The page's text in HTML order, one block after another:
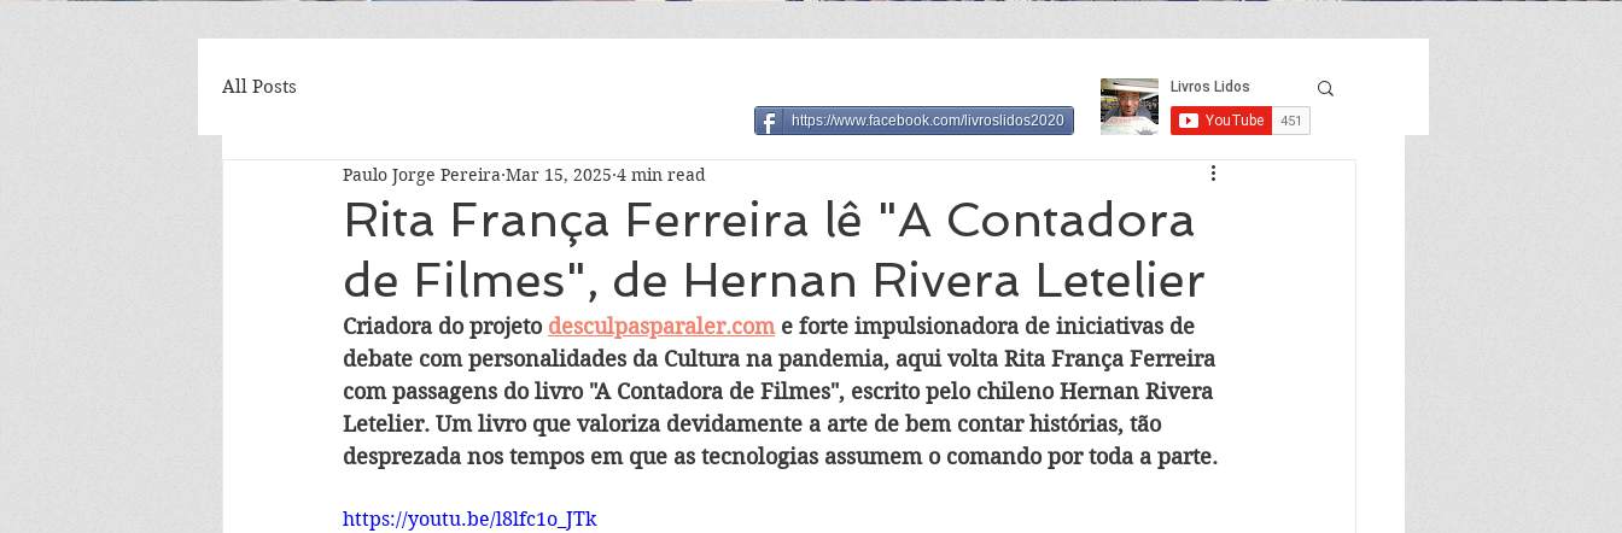
All Posts
Rita França Ferreira lê "A Contadora
de Filmes", de Hernan Rivera Letelier
Paulo Jorge Pereira Mar 15, 2025 4 min read
Criadora do projeto desculpasparaler.com e forte impulsionadora de iniciativas de
debate com personalidades da Cultura na pandemia, aqui volta Rita França Ferreira
com passagens do livro "A Contadora de Filmes", escrito pelo chileno Hernan Rivera
Letelier. Um livro que valoriza devidamente a arte de bem contar histórias, tão
desprezada nos tempos em que as tecnologias assumem o comando por toda a parte.
https://youtu.be/l8lfc1o_JTk
https://www.facebook.com/livroslidos2020